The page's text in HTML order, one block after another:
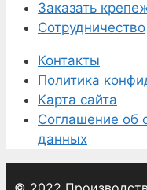
Заказать
Сотрудничество
Контакты
Политика
Карта сайта
Соглашение об
данных